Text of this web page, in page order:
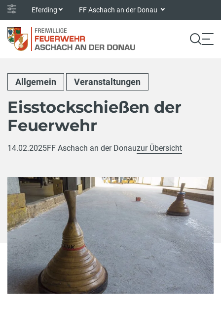
Eferding FF Aschach an der Donau
Allgemein Veranstaltungen
Eisstockschießen der
Feuerwehr
14.02.2025FF Aschach an der Donauzur Übersicht